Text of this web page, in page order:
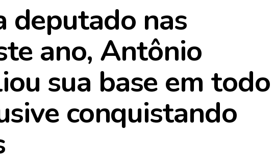
deputado nas
ano, Antônio
sua base em todo
conquistando